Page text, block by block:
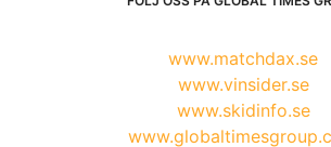
www.matchdax.se
www.vinsider.se
www.skidinfo.se